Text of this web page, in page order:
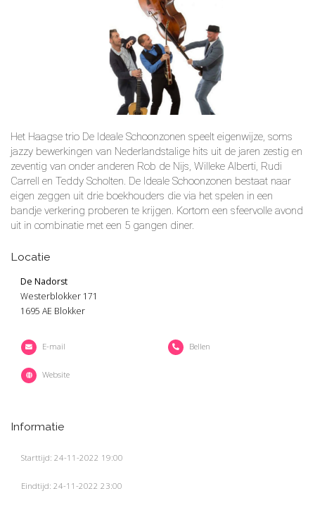
Het Haagse trio De Ideale Schoonzonen speelt eigenwijze, soms
jazzy bewerkingen van Nederlandstalige hits uit de jaren zestig en
zeventig van onder anderen Rob de Nijs, Willeke Alberti, Rudi
Carrell en Teddy Scholten. De Ideale Schoonzonen bestaat naar
eigen zeggen uit drie boekhouders die via het spelen in een
bandje verkering proberen te krijgen. Kortom een sfeervolle avond
uit in combinatie met een 5 gangen diner.
Locatie
De Nadorst
Westerblokker 171
1695 AE Blokker
E-mail Bellen
Website
Informatie
Starttijd: 24-11-2022 19:00
Eindtijd: 24-11-2022 23:00